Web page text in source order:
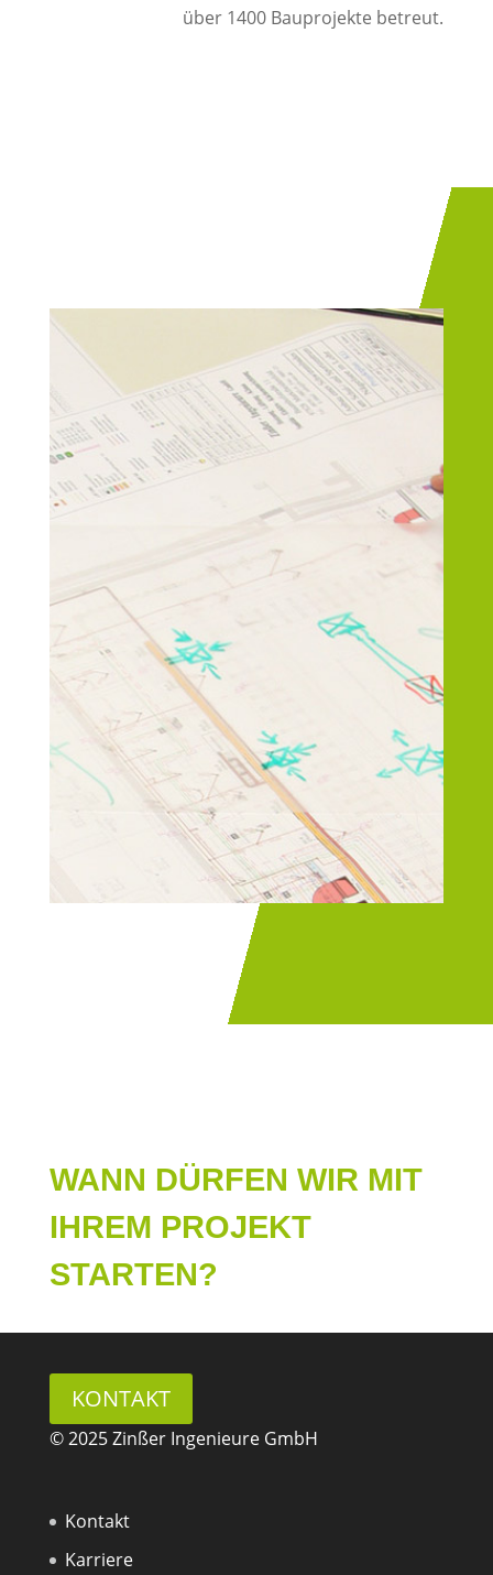
über 1400 Bauprojekte betreut.
WANN DÜRFEN WIR MIT
IHREM PROJEKT
STARTEN?
KONTAKT
© 2025 Zinßer Ingenieure GmbH
Kontakt
Karriere